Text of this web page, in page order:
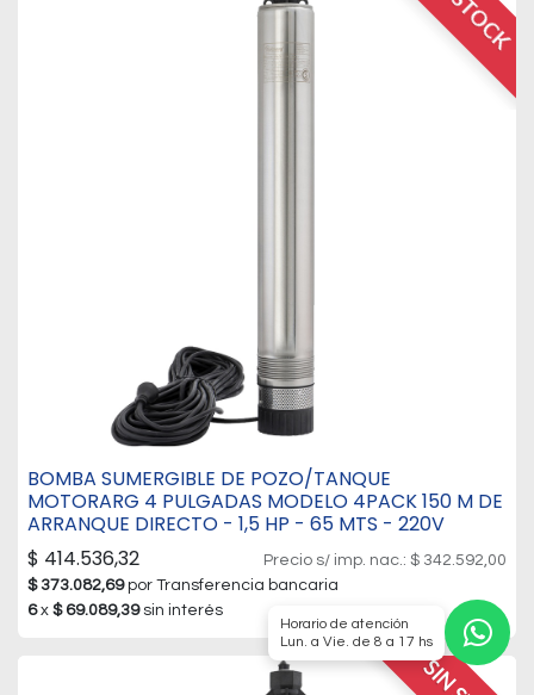
BOMBA SUMERGIBLE DE POZO/TANQUE
MOTORARG 4 PULGADAS MODELO 4PACK 150 M DE
ARRANQUE DIRECTO - 1,5 HP - 65 MTS - 220V
$ 414.536,32 Precio s/ imp. nac.: $ 342.592,00
$373.082,69 por Transferencia bancaria
6x $ 69.089,39 sin interés
Horario de atención
Lun. a Vie. de 8 a 17 hs